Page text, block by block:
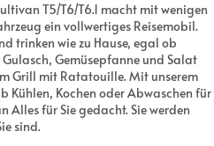
T5/T6/T6.1 macht mit wenigen
ein vollwertiges Reisemobil.
trinken wie zu Hause, egal ob
Gemüsepfanne und Salat
Grill mit Ratatouille. Mit unserem
Kühlen, Kochen oder Abwaschen für
Alles für Sie gedacht. Sie werden
sind.